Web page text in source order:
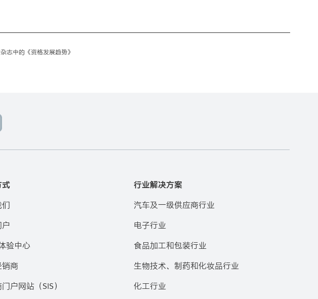
志中的《资格发展趋势》
验中心
商
户网站（SIS）
行业解决方案
汽车及一级供应商行业
电子行业
食品加工和包装行业
生物技术、制药和化妆品行业
化工行业